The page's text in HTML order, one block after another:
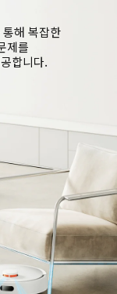
해 복잡한
제를
합니다.